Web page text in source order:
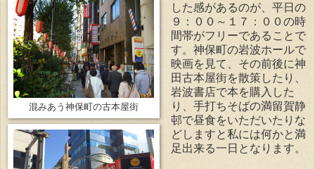
混みあう神保町の古本屋街
した感があるのが、平日の
９：００～１７：００の時
間帯がフリーであることで
す。神保町の岩波ホールで
映画を見て、その前後に神
田古本屋街を散策したり、
岩波書店で本を購入した
り、手打ちそばの満留賀静
邨で昼食をいただいたりな
どしますと私には何かと満
足出来る一日となります。